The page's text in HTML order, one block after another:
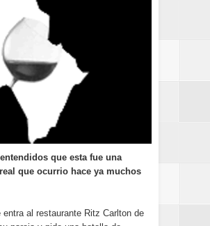
que esta fue una
que ocurrio hace ya muchos
entra al restaurante Ritz Carlton de